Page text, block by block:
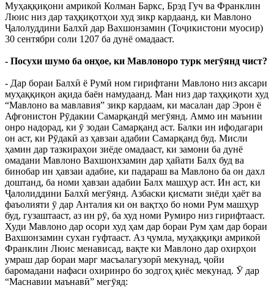
Муҳаққиқони амрикоӣ Колман Баркс, Брэд Гуч ва Франклин
Люис низ дар таҳқиқотҳои худ зикр кардаанд, ки Мавлоно
Ҷалолуддини Балхӣ дар Вахшонзамин (Тоҷикистони муосир)
30 сентябри соли 1207 ба дунё омадааст.
- Посухи шумо ба онҳое, ки Мавлоноро турк мегӯянд чист?
- Дар бораи Балхӣ ё Румӣ ном гирифтани Мавлоно низ аксари
муҳаққиқон ақида баён намудаанд. Ман низ дар таҳқиқоти худ
“Мавлоно ва мавлавия” зикр кардаам, ки масалан дар Эрон ё
Афғонистон Рӯдакии Самарқандӣ мегӯянд. Аммо ин маънии
онро надорад, ки ӯ зодаи Самарқанд аст. Балки ин ифодагари
он аст, ки Рӯдакӣ аз ҳавзаи адабии Самарқанд буд. Мисли
ҳамин дар тазкираҳои зиёде омадааст, ки замони ба дунё
омадани Мавлоно Вахшонхзамин дар ҳайати Балх буд ва
бинобар ин ҳавзаи адабие, ки падараш ва Мавлоно ба он дахл
доштанд, ба номи ҳавзаи адабии Балх машҳур аст. Ин аст, ки
Ҷалолиддини Балхӣ мегӯянд. Азбаски қисмати зиёди ҳаёт ва
фаъолияти ӯ дар Анталия ки он вақтҳо бо номи Рум машҳур
буд, гузаштааст, аз ин рӯ, ба худ номи Румиро низ гирифтааст.
Худи Мавлоно дар осори худ ҳам дар бораи Рум ҳам дар бораи
Вахшонзамин сухан гуфтааст. Аз ҷумла, муҳаққиқи амрикоӣ
Франклин Люис менависад, вақте ки Мавлоно дар охирҳои
умраш дар бораи марг масъалагузорӣ мекунад, ҷойи
баромадани нафаси охиринро бо зодгоҳ қиёс мекунад. Ӯ дар
“Маснавии маънавӣ” мегӯяд: